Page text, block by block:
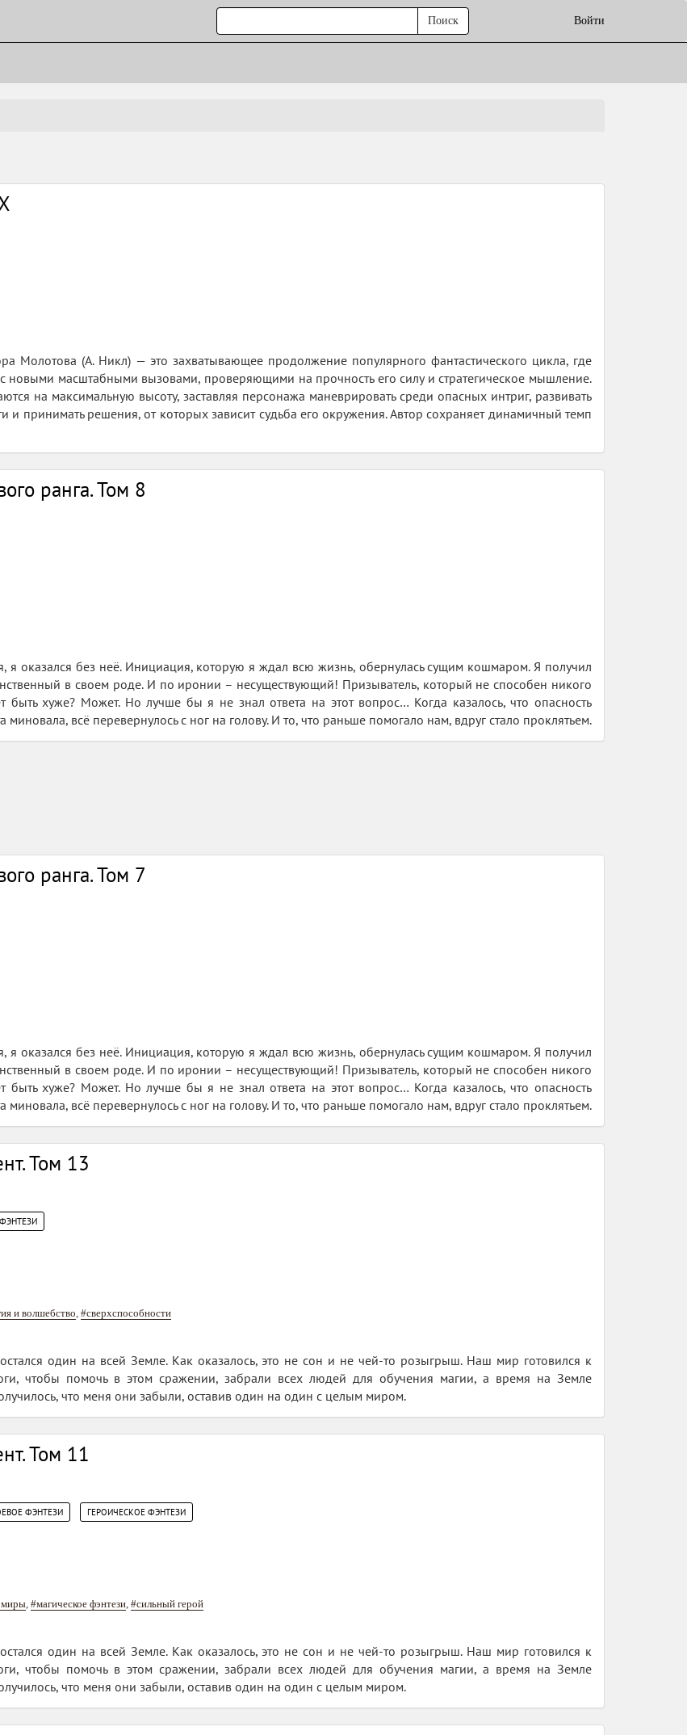
Войти
Поиск
Молотова (А. Никл) — это захватывающее продолжение популярного фантастического цикла, где
с новыми масштабными вызовами, проверяющими на прочность его силу и стратегическое мышление.
на максимальную высоту, заставляя персонажа маневрировать среди опасных интриг, развивать
и принимать решения, от которых зависит судьба его окружения. Автор сохраняет динамичный темп
ранга. Том 8
я оказался без неё. Инициация, которую я ждал всю жизнь, обернулась сущим кошмаром. Я получил
в своем роде. И по иронии – несуществующий! Призыватель, который не способен никого
быть хуже? Может. Но лучше бы я не знал ответа на этот вопрос… Когда казалось, что опасность
миновала, всё перевернулось с ног на голову. И то, что раньше помогало нам, вдруг стало проклятьем.
ранга. Том 7
я оказался без неё. Инициация, которую я ждал всю жизнь, обернулась сущим кошмаром. Я получил
в своем роде. И по иронии – несуществующий! Призыватель, который не способен никого
быть хуже? Может. Но лучше бы я не знал ответа на этот вопрос… Когда казалось, что опасность
миновала, всё перевернулось с ног на голову. И то, что раньше помогало нам, вдруг стало проклятьем.
Том 13
и волшебство, #сверхспособности
один на всей Земле. Как оказалось, это не сон и не чей-то розыгрыш. Наш мир готовился к
чтобы помочь в этом сражении, забрали всех людей для обучения магии, а время на Земле
что меня они забыли, оставив один на один с целым миром.
Том 11
ФЭНТЕЗИ ГЕРОИЧЕСКОЕ ФЭНТЕЗИ
, #магическое фэнтези, #сильный герой
один на всей Земле. Как оказалось, это не сон и не чей-то розыгрыш. Наш мир готовился к
чтобы помочь в этом сражении, забрали всех людей для обучения магии, а время на Земле
что меня они забыли, оставив один на один с целым миром.